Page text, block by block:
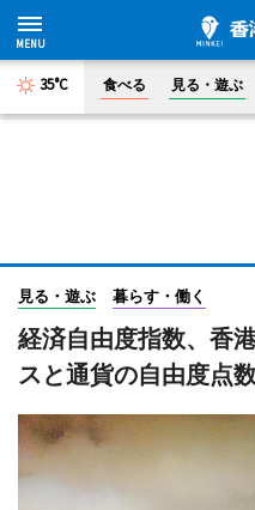
35°C 食べる 見る・遊ぶ
見る・遊ぶ 暮らす・働く
経済自由度指数、香
スと通貨の自由度点